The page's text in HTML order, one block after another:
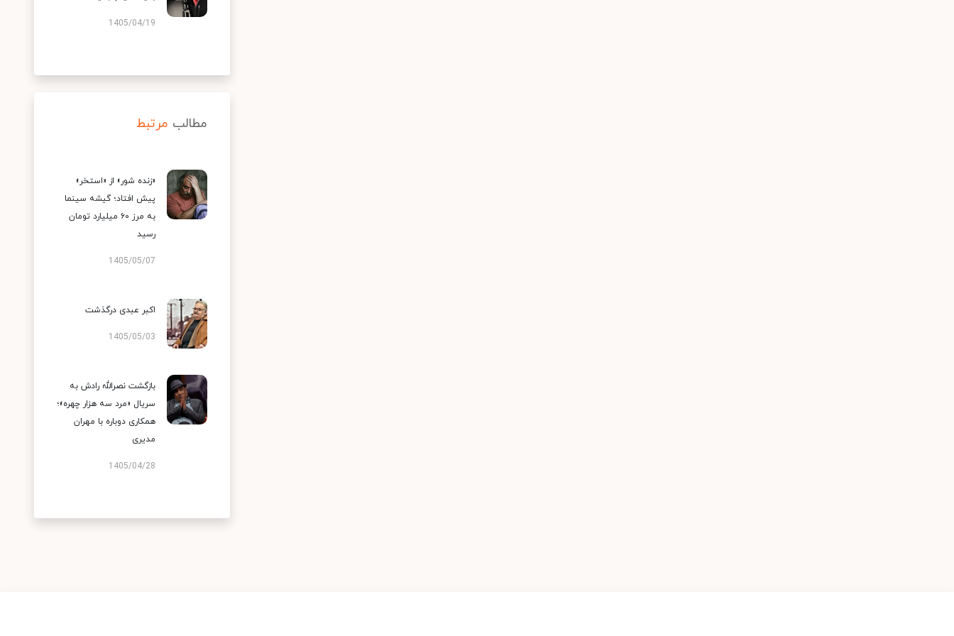
1405/04/19
مطالب مرتبط
«زنده شور» از «استخر»
پیش افتاد؛ گیشه سینما
به مرز ۶۰ میلیارد تومان
رسید
1405/05/07
اکبر عبدی درگذشت
1405/05/03
بازگشت نصرالله رادش به
سریال «مرد سه هزار چهره»؛
همکاری دوباره با مهران
مدیری
1405/04/28